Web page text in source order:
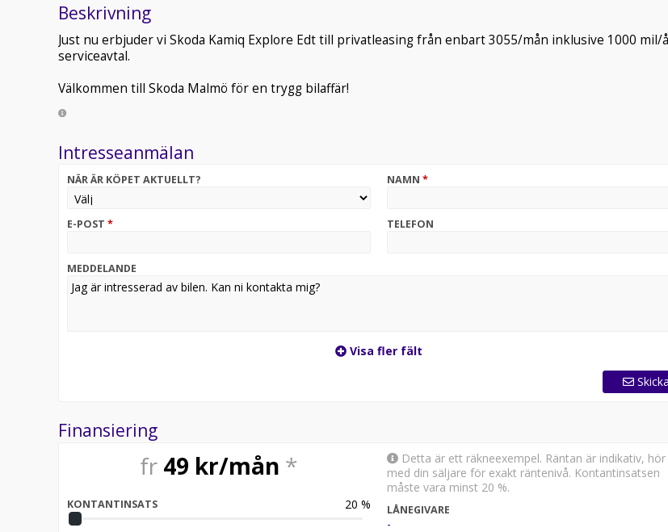
Beskrivning
Just nu erbjuder vi Skoda Kamiq Explore Edt till privatleasing från enbart 3055/mån inklusive 1000 mil/
serviceavtal.
Välkommen till Skoda Malmö för en trygg bilaffär!
Intresseanmälan
NÄR ÄR KÖPET AKTUELLT? NAMN *
E-POST * TELEFON
MEDDELANDE
Visa fler fält
Skicka
Finansiering
fr 49 kr/mån *
KONTANTINSATS 20 %
Detta är ett räkneexempel. Räntan är indikativ, hör
med din säljare för exakt räntenivå. Kontantinsatsen
måste vara minst 20 %.
LÅNEGIVARE
-